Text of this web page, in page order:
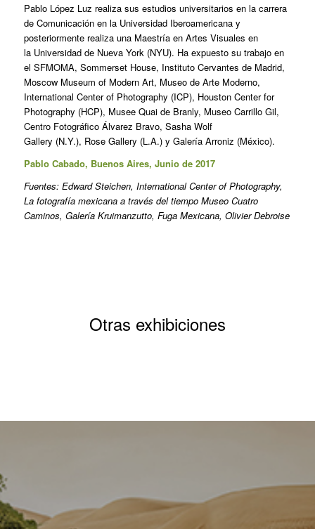
Pablo López Luz realiza sus estudios universitarios en la carrera
de Comunicación en la Universidad Iberoamericana y
posteriormente realiza una Maestría en Artes Visuales en
la Universidad de Nueva York (NYU). Ha expuesto su trabajo en
el SFMOMA, Sommerset House, Instituto Cervantes de Madrid,
Moscow Museum of Modern Art, Museo de Arte Moderno,
International Center of Photography (ICP), Houston Center for
Photography (HCP), Musee Quai de Branly, Museo Carrillo Gil,
Centro Fotográfico Álvarez Bravo, Sasha Wolf
Gallery (N.Y.), Rose Gallery (L.A.) y Galería Arroniz (México).
Pablo Cabado, Buenos Aires, Junio de 2017
Fuentes: Edward Steichen, International Center of Photography,
La fotografía mexicana a través del tiempo Museo Cuatro
Caminos, Galería Kruimanzutto, Fuga Mexicana, Olivier Debroise
Otras exhibiciones